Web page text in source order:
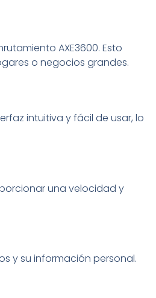
AXE3600. Esto
o negocios grandes.
intuitiva y fácil de usar, lo
una velocidad y
y su información personal.